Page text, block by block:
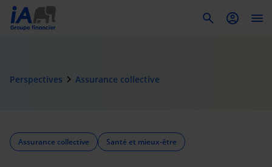
Perspectives navigate_next Assurance collective
Assurance collective Santé et mieux-être